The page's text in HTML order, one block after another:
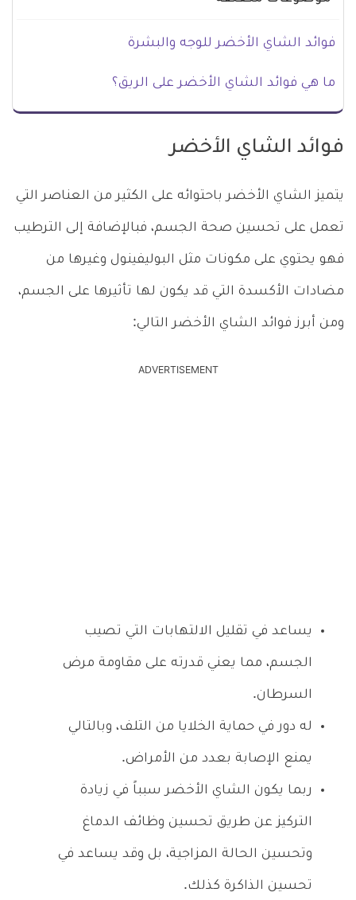
فوائد الشاي الأخضر للوجه والبشرة
ما هي فوائد الشاي الأخضر على الريق؟
فوائد الشاي الأخضر
يتميز الشاي الأخضر باحتوائه على الكثير من العناصر التي
تعمل على تحسين صحة الجسم، فبالإضافة إلى الترطيب
فهو يحتوي على مكونات مثل البوليفينول وغيرها من
مضادات الأكسدة التي قد يكون لها تأثيرها على الجسم،
ومن أبرز فوائد الشاي الأخضر التالي:
ADVERTISEMENT
يساعد في تقليل الالتهابات التي تصيب
الجسم، مما يعني قدرته على مقاومة مرض
السرطان.
له دور في حماية الخلايا من التلف، وبالتالي
يمنع الإصابة بعدد من الأمراض.
ربما يكون الشاي الأخضر سبباً في زيادة
التركيز عن طريق تحسين وظائف الدماغ
وتحسين الحالة المزاجية، بل وقد يساعد في
تحسين الذاكرة كذلك.